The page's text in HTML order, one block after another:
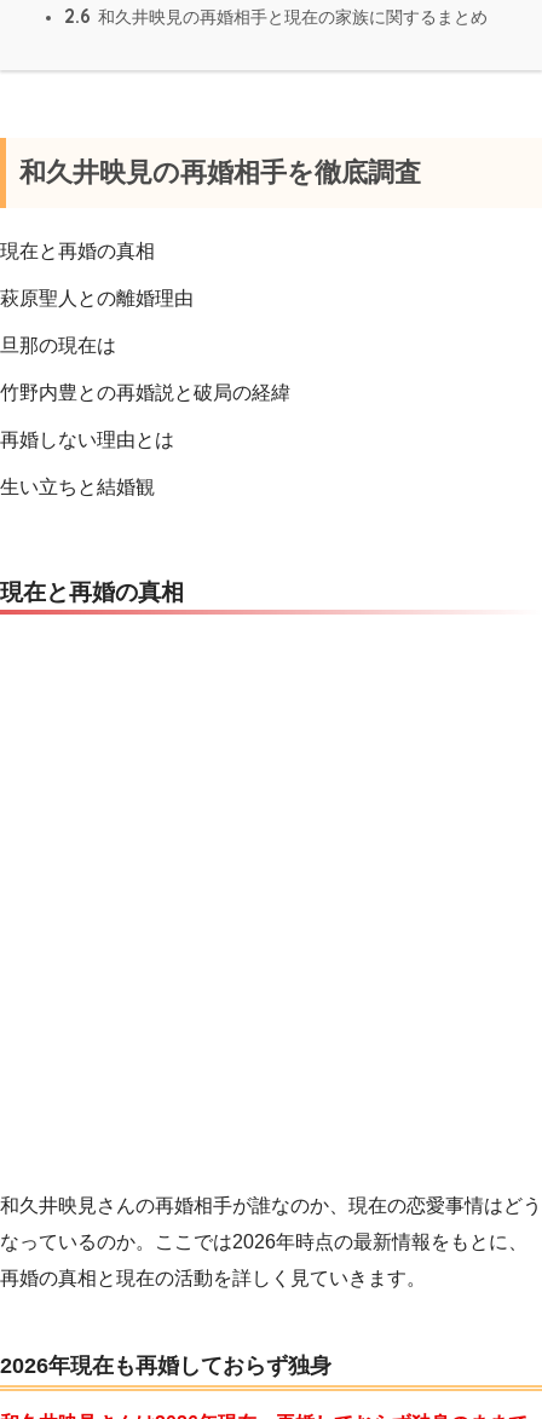
2.6 和久井映見の再婚相手と現在の家族に関するまとめ
和久井映見の再婚相手を徹底調査
現在と再婚の真相
萩原聖人との離婚理由
旦那の現在は
竹野内豊との再婚説と破局の経緯
再婚しない理由とは
生い立ちと結婚観
現在と再婚の真相
和久井映見さんの再婚相手が誰なのか、現在の恋愛事情はどう
なっているのか。ここでは2026年時点の最新情報をもとに、
再婚の真相と現在の活動を詳しく見ていきます。
2026年現在も再婚しておらず独身